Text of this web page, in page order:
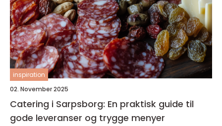
inspiration
02. November 2025
Catering i Sarpsborg: En praktisk guide til
gode leveranser og trygge menyer